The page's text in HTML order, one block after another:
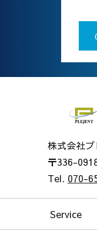
株式会社プ
〒336-
Tel. 070-
Service